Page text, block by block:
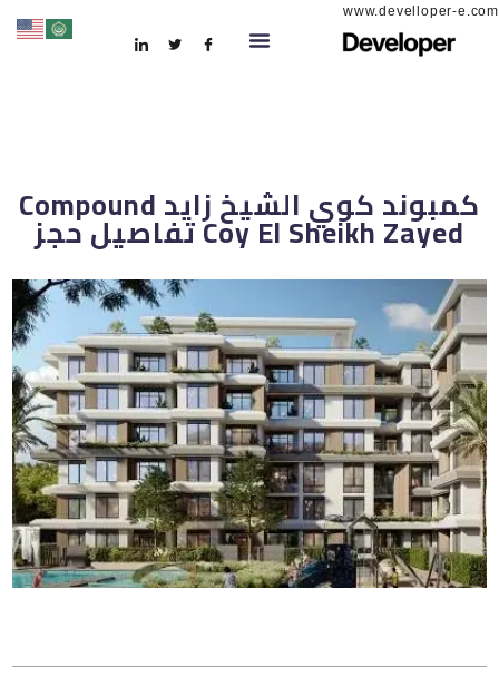
www.develloper-e.com
كمبوند كوي الشيخ زايد Compound
Coy El Sheikh Zayed تفاصيل حجز